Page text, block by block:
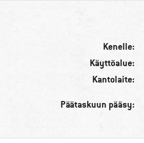
Kenelle:
Käyttöalue:
Kantolaite:
Päätaskuun pääsy: